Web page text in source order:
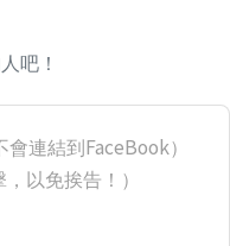
吧！
會連結到FaceBook）
以免挨告！）